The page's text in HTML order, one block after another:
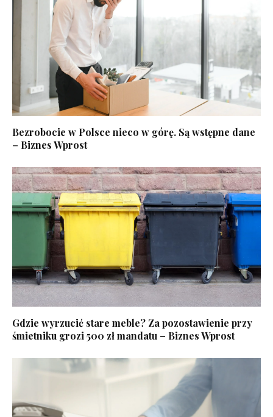
Bezrobocie w Polsce nieco w górę. Są wstępne dane
– Biznes Wprost
Gdzie wyrzucić stare meble? Za pozostawienie przy
śmietniku grozi 500 zł mandatu – Biznes Wprost